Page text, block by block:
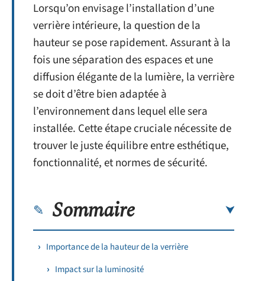
Lorsqu’on envisage l’installation d’une
verrière intérieure, la question de la
hauteur se pose rapidement. Assurant à la
fois une séparation des espaces et une
diffusion élégante de la lumière, la verrière
se doit d’être bien adaptée à
l’environnement dans lequel elle sera
installée. Cette étape cruciale nécessite de
trouver le juste équilibre entre esthétique,
fonctionnalité, et normes de sécurité.
Sommaire
Importance de la hauteur de la verrière
Impact sur la luminosité